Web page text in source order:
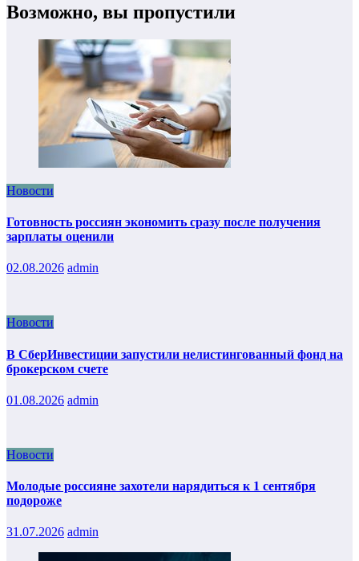
Возможно, вы пропустили
Новости
Готовность россиян экономить сразу после получения
зарплаты оценили
02.08.2026 admin
Новости
В СберИнвестиции запустили нелистингованный фонд на
брокерском счете
01.08.2026 admin
Новости
Молодые россияне захотели нарядиться к 1 сентября
подороже
31.07.2026 admin